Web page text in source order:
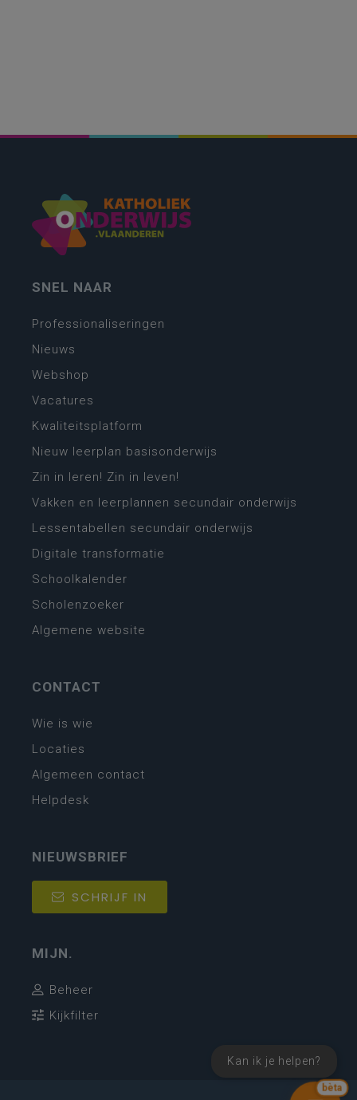
bèta
Kan ik je helpen?
SNEL NAAR
Professionaliseringen
Nieuws
Webshop
Vacatures
Kwaliteitsplatform
Nieuw leerplan basisonderwijs
Zin in leren! Zin in leven!
Vakken en leerplannen secundair onderwijs
Lessentabellen secundair onderwijs
Digitale transformatie
Schoolkalender
Scholenzoeker
Algemene website
CONTACT
Wie is wie
Locaties
Algemeen contact
Helpdesk
NIEUWSBRIEF
SCHRIJF IN
MIJN.
Beheer
Kijkfilter